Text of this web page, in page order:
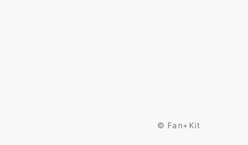
© Fan+Kit